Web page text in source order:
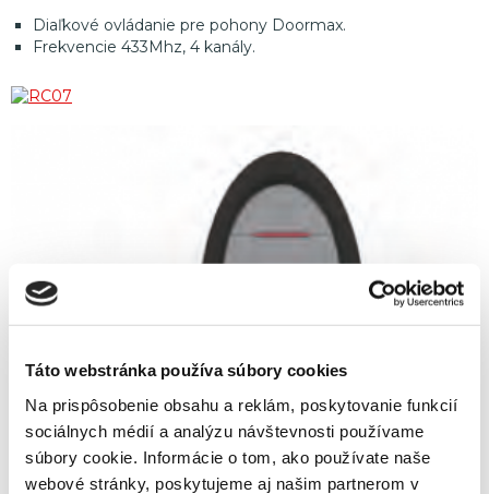
Táto webstránka používa súbory cookies
Na prispôsobenie obsahu a reklám, poskytovanie funkcií
sociálnych médií a analýzu návštevnosti používame
súbory cookie. Informácie o tom, ako používate naše
webové stránky, poskytujeme aj našim partnerom v
Diaľkové ovládanie pre pohony Doormax.
Frekvencie 433Mhz, 4 kanály.